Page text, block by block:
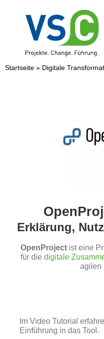
springen
VSC-Team
Startseite » Digitale
Erklärung,
OpenProjectist eine
für die digitale
agilen
Im Video Tutorial
Einführung in das Tool.